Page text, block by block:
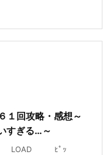
１回攻略・感想～
すぎる…～
LOAD ﾋﾟｯ